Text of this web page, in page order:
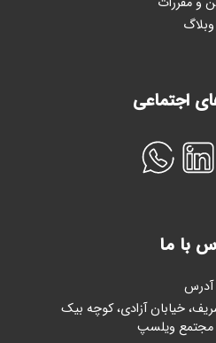
وبلاگ
اجتماعی
با ما
آدرس
خیابان آزادی، کوچه بیک
مجتمع ویلسپ